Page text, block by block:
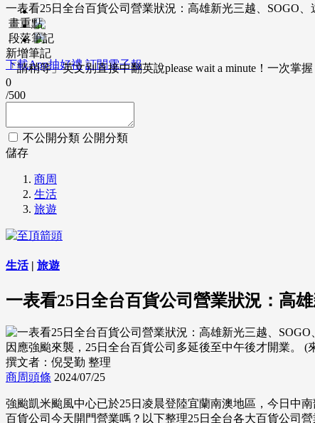
下載App抽好禮 訂閱電子報
一表看25日全台百貨公司營業狀況：高雄新光三越、SOGO
畫重點
段落筆記
新增筆記
「請稍等」英文別直接中翻英說please wait a minute！一次掌
0
/500
不公開分類 公開分類
儲存
商周
生活
旅遊
生活| 旅遊
一表看25日全台百貨公司營業狀況：高
因應強颱來襲，25日全台百貨公司多延後至中午後才開業。 (
撰文者：倪旻勤 整理
商周頭條 2024/07/25
強颱凱米颱風中心已於25日凌晨登陸宜蘭南澳地區，今日中
百貨公司今天開門營業嗎？以下整理25日全台各大百貨公司營